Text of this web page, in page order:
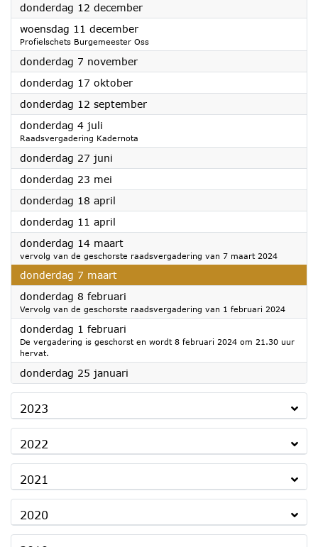
donderdag 12 december2024
woensdag 11 december2024
Profielschets Burgemeester Oss
donderdag 7 november2024
donderdag 17 oktober2024
donderdag 12 september2024
donderdag 4 juli
Raadsvergadering Kadernota
donderdag 27 juni
donderdag 23 mei
donderdag 18 april
donderdag 11 april
donderdag 14 maart2024
vervolg van de geschorste raadsvergadering van 7 maart 2024
donderdag 7 maart2024
donderdag 8 februari
Vervolg van de geschorste raadsvergadering van 1 februari 2024
donderdag 1 februari
De vergadering is geschorst en wordt 8 februari 2024 om 21.30 uur
hervat.
donderdag 25 januari
2023
2022
2021
2020